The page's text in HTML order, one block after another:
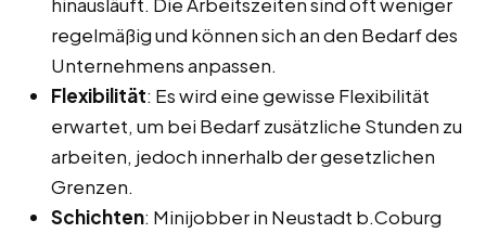
regelmäßig und können sich an den Bedarf des
Unternehmens anpassen.
Flexibilität: Es wird eine gewisse Flexibilität
erwartet, um bei Bedarf zusätzliche Stunden zu
arbeiten, jedoch innerhalb der gesetzlichen
Grenzen.
Schichten: Minijobber in Neustadt b.Coburg